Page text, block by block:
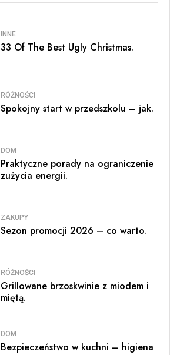
INNE
33 Of The Best Ugly Christmas.
RÓŻNOŚCI
Spokojny start w przedszkolu – jak.
DOM
Praktyczne porady na ograniczenie
zużycia energii.
ZAKUPY
Sezon promocji 2026 – co warto.
RÓŻNOŚCI
Grillowane brzoskwinie z miodem i
miętą.
DOM
Bezpieczeństwo w kuchni – higiena